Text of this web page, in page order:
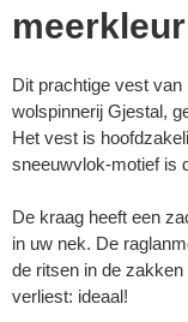
Dit prachtige vest
wolspinnerij Gjestal,
Het vest is
sneeuwvlok-motief is
De kraag heeft een
in uw nek. De
de ritsen in de
verliest: ideaal!